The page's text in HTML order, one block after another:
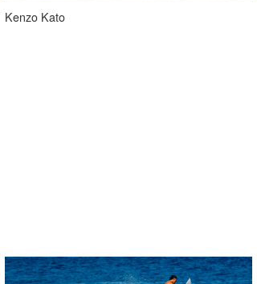
Kenzo Kato